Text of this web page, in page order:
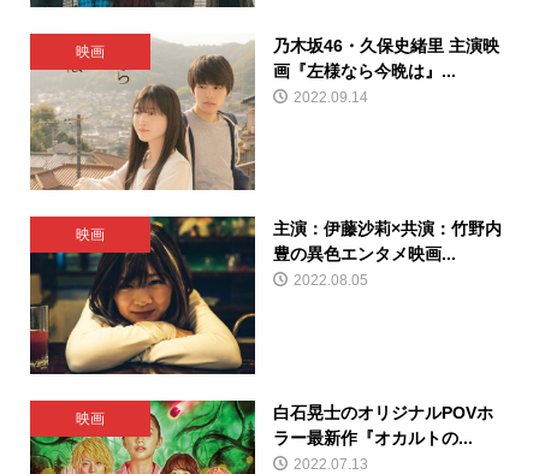
映画
乃木坂46・久保史緒里 主演映
画『左様なら今晩は』...
2022.09.14
映画
主演：伊藤沙莉×共演：竹野内
豊の異色エンタメ映画...
2022.08.05
映画
白石晃士のオリジナルPOVホ
ラー最新作『オカルトの...
2022.07.13